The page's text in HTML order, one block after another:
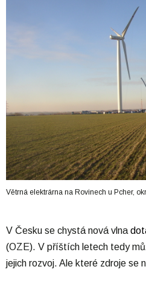
Větrná elektrárna na Rovinech u Pcher,
V Česku se chystá nová vlna
(OZE). V příštích letech tedy
jejich rozvoj. Ale které zdroje se